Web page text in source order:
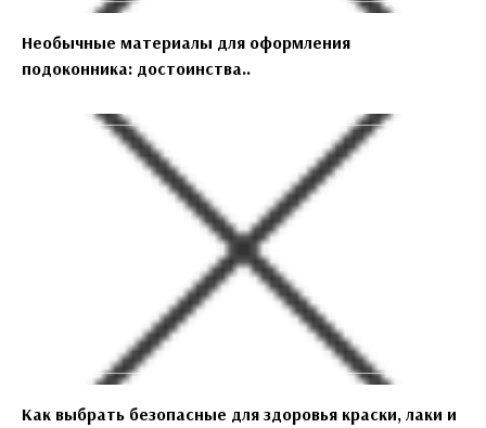
Необычные материалы для оформления
подоконника: достоинства..
Как выбрать безопасные для здоровья краски, лаки и